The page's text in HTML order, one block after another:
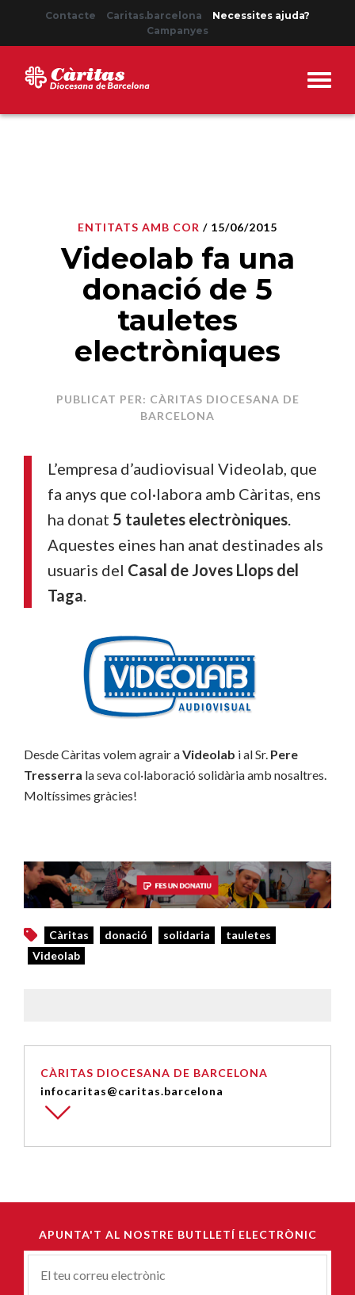
Contacte Caritas.barcelona
Necessites ajuda?
Campanyes
ENTITATS AMB COR / 15/06/2015
Videolab fa una
donació de 5
tauletes
electròniques
PUBLICAT PER: CÀRITAS DIOCESANA DE
BARCELONA
L’empresa d’audiovisual Videolab, que
fa anys que col·labora amb Càritas, ens
ha donat 5 tauletes electròniques.
Aquestes eines han anat destinades als
usuaris del Casal de Joves Llops del
Taga.
Desde Càritas volem agrair aVideolab i al Sr. Pere
Tresserra la seva col·laboració solidària amb nosaltres.
Moltíssimes gràcies!
Càritas donació solidaria
tauletes
Videolab
CÀRITAS DIOCESANA DE BARCELONA
infocaritas@caritas.barcelona
APUNTA'T AL NOSTRE BUTLLETÍ ELECTRÒNIC
Correu-